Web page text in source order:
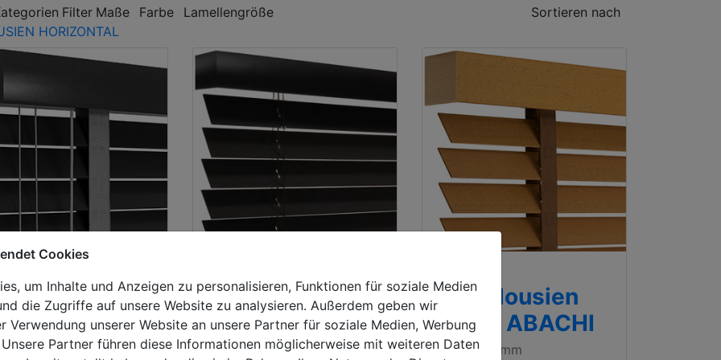
Cookies
um Inhalte und Anzeigen zu personalisieren, Funktionen für soziale Medien
die Zugriffe auf unsere Website zu analysieren. Außerdem geben wir
Verwendung unserer Website an unsere Partner für soziale Medien, Werbung
Partner führen diese Informationen möglicherweise mit weiteren Daten
Filter Maße Farbe Lamellengröße
Sortieren nach
HORIZONTAL
1000mm
Holzjalousien
65mm
500 x 1000mm
Holzjalousien
50mm ABACHI
500 x 1000mm